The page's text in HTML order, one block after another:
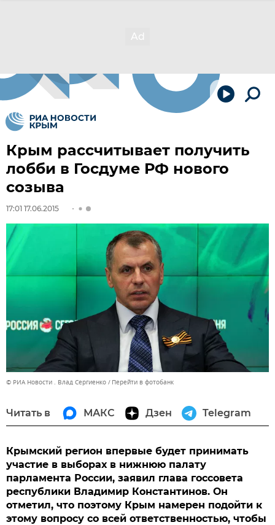
Крым рассчитывает получить
лобби в Госдуме РФ нового
созыва
17:01 17.06.2015
© РИА Новости . Влад Сергиенко Перейти в фотобанк
Читать в МАКС Дзен Telegram
Крымский регион впервые будет принимать
участие в выборах в нижнюю палату
парламента России, заявил глава госсовета
республики Владимир Константинов. Он
отметил, что поэтому Крым намерен подойти к
этому вопросу со всей ответственностью, чтобы